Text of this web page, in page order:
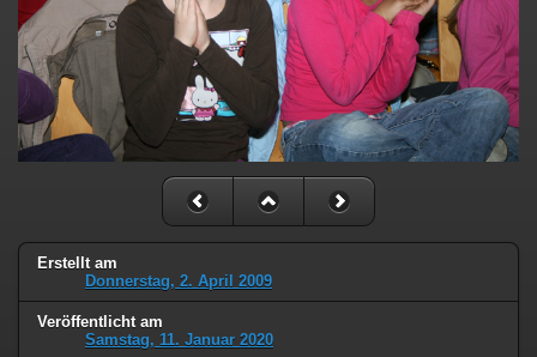
Erstellt am
Donnerstag, 2. April 2009
Veröffentlicht am
Samstag, 11. Januar 2020